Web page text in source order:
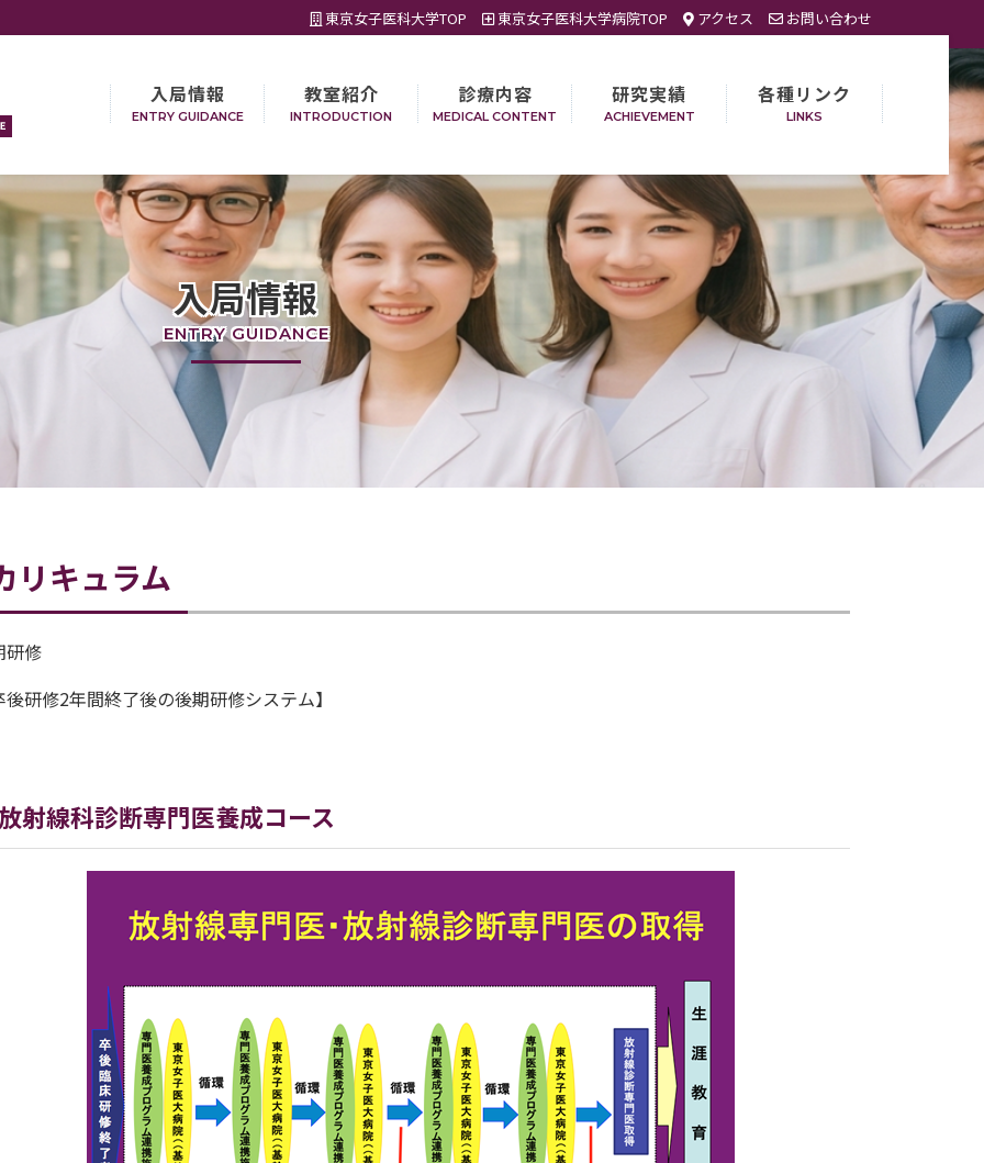
東京女子医科大学TOP 東京女子医科大学病院TOP アクセス お問い合わせ
入局情報
ENTRY GUIDANCE
教室紹介
INTRODUCTION
診療内容
MEDICAL CONTENT
研究実績
ACHIEVEMENT
各種リンク
LINKS
入局情報
ENTRY GUIDANCE
リキュラム
研修
後研修2年間終了後の後期研修システム】
放射線科診断専門医養成コース